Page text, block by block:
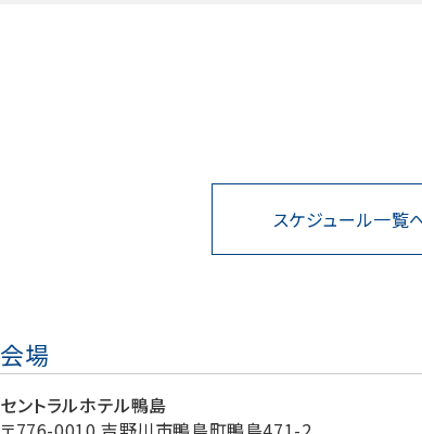
スケジュール一覧
会場
セントラルホテル鴨島